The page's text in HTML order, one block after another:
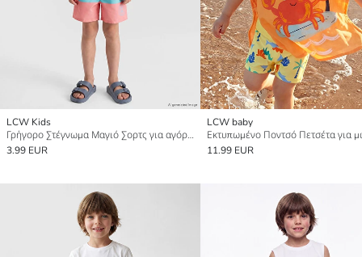
LCW Kids
Γρήγορο Στέγνωμα Μαγιό Σορτς για αγόρια Κολύμβησης
3.99 EUR
LCW baby
11.99 EUR